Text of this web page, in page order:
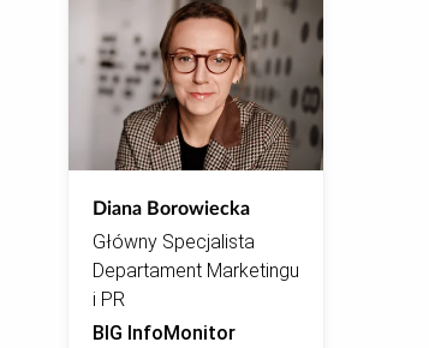
Diana Borowiecka
Główny Specjalista
Departament Marketingu
i PR
BIG InfoMonitor